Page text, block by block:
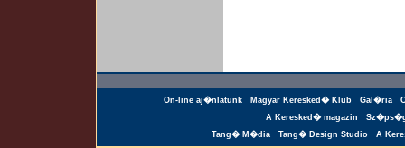
On-line aj�nlatunk Magyar Keresked� Klub Gal�ria
A Keresked� magazin
Tang� M�dia
Tang� Design Studio A